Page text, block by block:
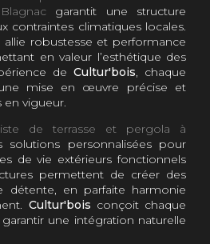
garantit une structure
contraintes climatiques locales.
allie robustesse et performance
en valeur l’esthétique des
de Cultur'bois, chaque
mise en œuvre précise et
vigueur.
de terrasse et pergola à
solutions personnalisées pour
de vie extérieurs fonctionnels
permettent de créer des
détente, en parfaite harmonie
Cultur'bois conçoit chaque
une intégration naturelle